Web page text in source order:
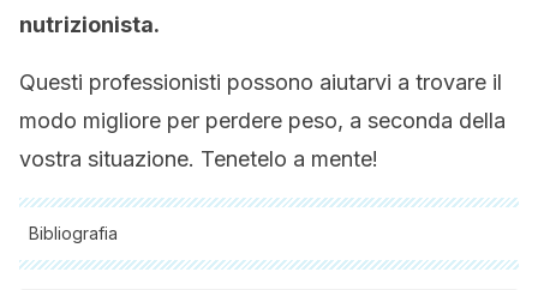
nutrizionista.
Questi professionisti possono aiutarvi a trovare il
modo migliore per perdere peso, a seconda della
vostra situazione. Tenetelo a mente!
Bibliografia
Tutte le fonti citate sono state esaminate a fondo dal nostro